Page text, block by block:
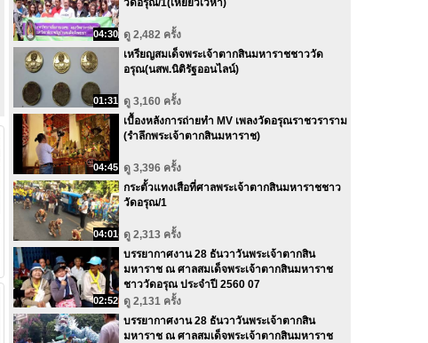
04:30
วัดอรุณ/1(เหยี่ยวเวหา)
ดู 2,482 ครั้ง
01:31
เหรียญสมเด็จพระเจ้าตากสินมหาราชชาววัด
อรุณ(นสพ.นิติรัฐออนไลน์)
ดู 3,160 ครั้ง
04:45
เบื้องหลังการถ่ายทำ MV เพลงวัดอรุณราชวราราม
(รําลึกพระเจ้าตากสินมหาราช)
ดู 3,396 ครั้ง
04:01
กระตั้วแทงเสือที่ศาลพระเจ้าตากสินมหาราชชาว
วัดอรุณ/1
ดู 2,313 ครั้ง
02:52
บรรยากาศงาน 28 ธันวาวันพระเจ้าตากสิน
มหาราช ณ ศาลสมเด็จพระเจ้าตากสินมหาราช
ชาววัดอรุณ ประจำปี 2560 07
ดู 2,131 ครั้ง
บรรยากาศงาน 28 ธันวาวันพระเจ้าตากสิน
มหาราช ณ ศาลสมเด็จพระเจ้าตากสินมหาราช